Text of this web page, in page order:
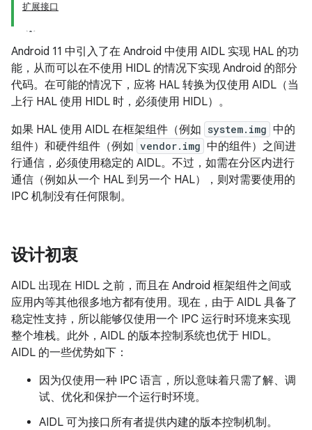
扩展接口
Android 11 中引入了在 Android 中使用 AIDL 实现 HAL 的功
能，从而可以在不使用 HIDL 的情况下实现 Android 的部分
代码。在可能的情况下，应将 HAL 转换为仅使用 AIDL（当
上行 HAL 使用 HIDL 时，必须使用 HIDL）。
如果 HAL 使用 AIDL 在框架组件（例如 system.img 中的
组件）和硬件组件（例如 vendor.img 中的组件）之间进
行通信，必须使用稳定的 AIDL。不过，如需在分区内进行
通信（例如从一个 HAL 到另一个 HAL），则对需要使用的
IPC 机制没有任何限制。
设计初衷
AIDL 出现在 HIDL 之前，而且在 Android 框架组件之间或
应用内等其他很多地方都有使用。现在，由于 AIDL 具备了
稳定性支持，所以能够仅使用一个 IPC 运行时环境来实现
整个堆栈。此外，AIDL 的版本控制系统也优于 HIDL。
AIDL 的一些优势如下：
因为仅使用一种 IPC 语言，所以意味着只需了解、调
试、优化和保护一个运行时环境。
AIDL 可为接口所有者提供内建的版本控制机制。